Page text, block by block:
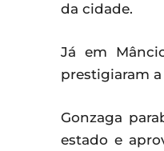
da cidade.
Já em
prestigiaram
Gonzaga
estado e